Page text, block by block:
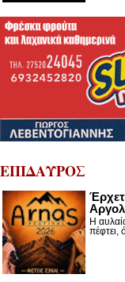
ΕΠΙΔΑΥΡΟΣ
Η
πέφτει,